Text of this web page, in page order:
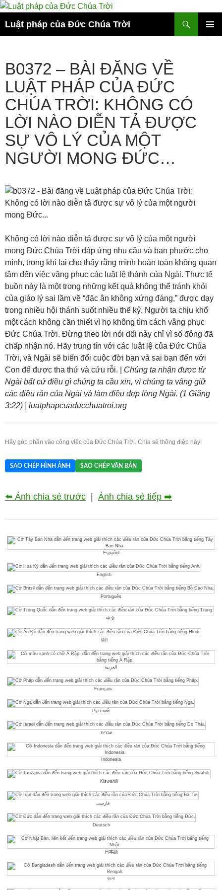
Chuyển
nộiLuật pháp của Đức Chúa Trời
kiếm
B0372 – BÀI ĐĂNG VỀ
LUẬT PHÁP CỦA ĐỨC
CHÚA TRỜI: KHÔNG CÓ
LỜI NÀO DIỄN TẢ ĐƯỢC
SỰ VÔ LÝ CỦA MỘT
NGƯỜI MONG ĐỨC…
Không có lời nào diễn tả được sự vô lý của một người
mong Đức Chúa Trời đáp ứng nhu cầu và ban phước cho
mình, trong khi lại cho thấy rằng mình hoàn toàn không quan
tâm đến việc vâng phục các luật lệ thánh của Ngài. Thực tế
buồn này là một trong những kết quả không thể tránh khỏi
của giáo lý sai lầm về “đặc ân không xứng đáng,” được dạy
trong nhiều hội thánh suốt nhiều thế kỷ. Người ta chịu khổ
một cách không cần thiết vì họ không tìm cách vâng phục
Đức Chúa Trời. Đừng theo lời nói dối này chỉ vì số đông đã
chấp nhận nó. Hãy trung tín với các luật lệ của Đức Chúa
Trời, và Ngài sẽ biến đổi cuộc đời bạn và sai bạn đến với
Con để được tha thứ và cứu rỗi. | Chúng ta nhận được từ
Ngài bất cứ điều gì chúng ta cầu xin, vì chúng ta vâng giữ
các điều răn của Ngài và làm điều đẹp lòng Ngài. (1 Giăng
3:22) | luatphapcuaducchuatroi.org
Hãy góp phần vào công việc của Đức Chúa Trời. Chia sẻ thông điệp này!
SAO CHÉP HÌNH ẢNH SAO CHÉP VĂN BẢN
⬅️ Ảnh chia sẻ trước | Ảnh chia sẻ tiếp ➡️
Español
English
Português
中文
हिंदी
العربية
Français
Русский
עברית
Indonesia
Kiswahili
فارسی
Deutsch
日本語
বাংলা